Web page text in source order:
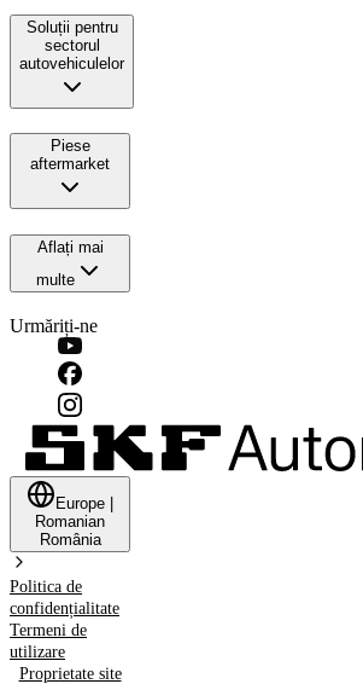
Soluții pentru
sectorul
autovehiculelor
Piese
aftermarket
Aflați mai
multe
Urmăriți-ne
Europe
Romanian
România
Politica de
confidențialitate
Termeni de
utilizare
Proprietate site